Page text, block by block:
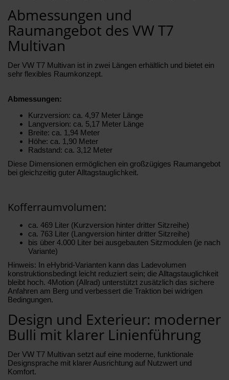
Abmessungen und
Raumangebot des VW T7
Multivan
Der VW T7 Multivan ist in zwei Längen erhältlich und bietet ein
sehr flexibles Raumkonzept.
Abmessungen:
Kurzversion: ca. 4,97 Meter Länge
Langversion: ca. 5,17 Meter Länge
Breite: ca. 1,94 Meter
Höhe: ca. 1,90 Meter
Radstand: ca. 3,12 Meter
Diese Dimensionen ermöglichen ein großzügiges Raumangebot
bei gleichzeitig guter Alltagstauglichkeit.
Kofferraumvolumen:
ca. 469 Liter (Kurzversion hinter dritter Sitzreihe)
ca. 763 Liter (Langversion hinter dritter Sitzreihe)
bis über 4.000 Liter bei ausgebauten Sitzmodulen (je nach
Variante)
Hinweis: In eHybrid-Varianten kann das Ladevolumen
konstruktionsbedingt leicht reduziert sein; die Alltagstauglichkeit
bleibt hoch. 4Motion (Allrad) unterstützt zusätzlich das sichere
Anfahren am Berg und verbessert die Traktion bei widrigen
Bedingungen.
Design und Exterieur: moderner
Bulli mit klarer Linienführung
Der VW T7 Multivan setzt auf eine moderne, funktionale
Designsprache mit klarer Ausrichtung auf Nutzwert und
Komfort.